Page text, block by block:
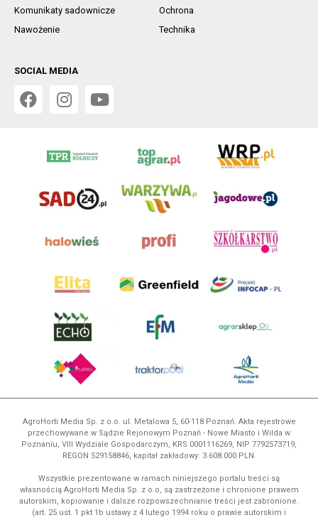
Komunikaty sadownicze
Ochrona
Nawożenie
Technika
SOCIAL MEDIA
AgroHorti Media Sp. z o.o. ul. Metalowa 5, 60-118 Poznań. Akta rejestrowe
przechowywane w Sądzie Rejonowym Poznań - Nowe Miasto i Wilda w
Poznaniu, VIII Wydziale Gospodarczym, KRS 0001116269, NIP 7792573719,
REGON 529158846, kapitał zakładowy: 3.608.000 PLN.
Wszystkie prezentowane w ramach niniejszego portalu treści są
własnością AgroHorti Media Sp. z o.o, są zastrzeżone i chronione prawem
autorskim, kopiowanie i dalsze rozpowszechnianie treści jest zabronione.
(art. 25 ust. 1 pkt 1b ustawy z 4 lutego 1994 roku o prawie autorskim i